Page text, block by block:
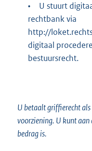
•
U stuurt
rechtbank via
http://
digitaal
bestuursrecht.
U betaalt griffierecht
voorziening. U kunt aan
bedrag is.